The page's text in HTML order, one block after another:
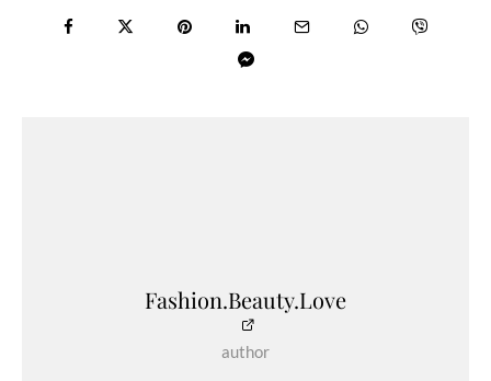
Fashion.Beauty.Love
author